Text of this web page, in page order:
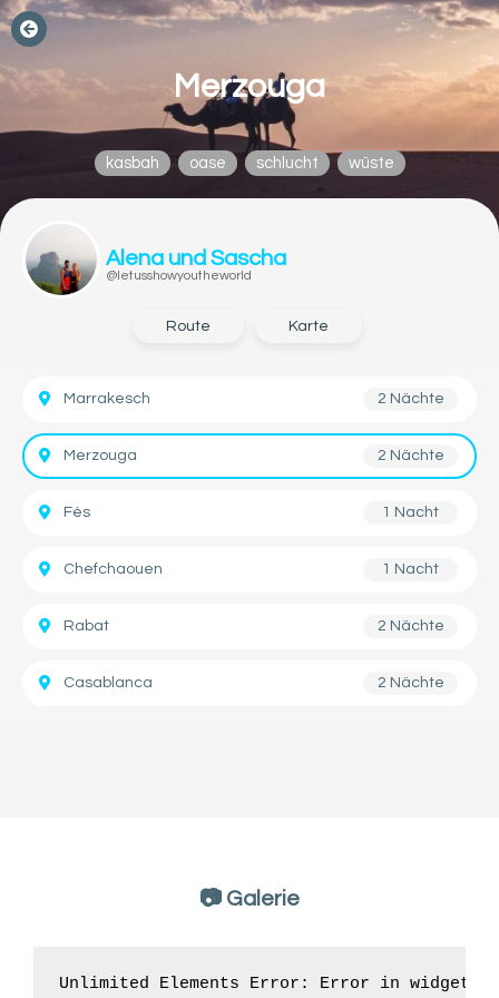
Merzouga
kasbah oase schlucht wüste
Alena und Sascha
@letusshowyoutheworld
Route Karte
Marrakesch 2 Nächte
Merzouga 2 Nächte
Fès 1 Nacht
Chefchaouen 1 Nacht
Rabat 2 Nächte
Casablanca 2 Nächte
📷 Galerie
Unlimited Elements Error: Error in widget